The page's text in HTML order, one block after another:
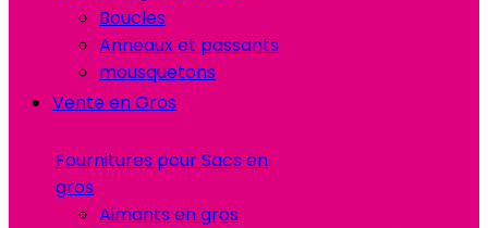
Boucles
Anneaux et passants
mousquetons
Vente en Gros
Fournitures pour Sacs en
gros
Aimants en gros